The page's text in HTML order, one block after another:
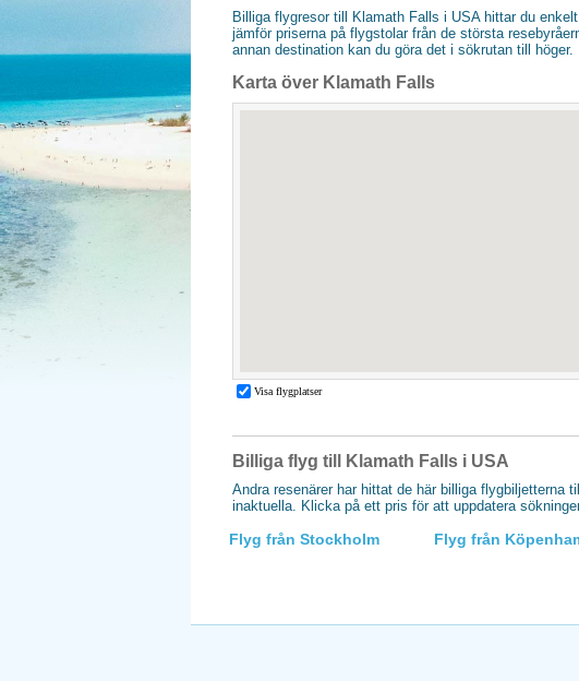
Billiga flygresor till Klamath Falls i USA hittar du
jämför priserna på flygstolar från de största
annan destination kan du göra det i sökrutan till höger.
Karta över Klamath Falls
Billiga flyg till Klamath Falls i USA
Andra resenärer har hittat de här billiga flygbiljetterna
inaktuella. Klicka på ett pris för att uppdatera
Flyg från Stockholm Flyg från